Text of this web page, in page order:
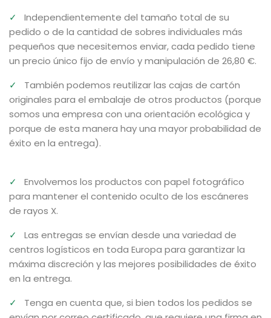
✓
Independientemente del tamaño total de su
pedido o de la cantidad de sobres individuales más
pequeños que necesitemos enviar, cada pedido tiene
un precio único fijo de envío y manipulación de 26,80 €.
✓
También podemos reutilizar las cajas de cartón
originales para el embalaje de otros productos (porque
somos una empresa con una orientación ecológica y
porque de esta manera hay una mayor probabilidad de
éxito en la entrega).
✓
Envolvemos los productos con papel fotográfico
para mantener el contenido oculto de los escáneres
de rayos X.
✓
Las entregas se envían desde una variedad de
centros logísticos en toda Europa para garantizar la
máxima discreción y las mejores posibilidades de éxito
en la entrega.
✓
Tenga en cuenta que, si bien todos los pedidos se